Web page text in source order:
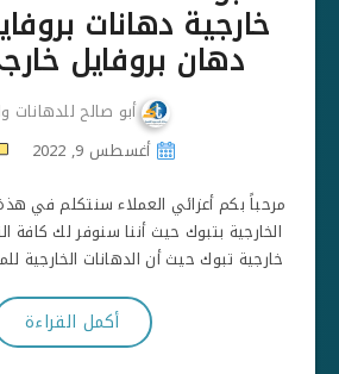
دهان بروفايل
أبو صالح للدهانات
أغسطس 9, 2022
مرحباً بكم أعزائي العملاء سنتكلم في
الخارجية بتبوك حيث أننا سنوفر لك كافة
خارجية تبوك حيث أن الدهانات الخارجية
أكمل القراءة